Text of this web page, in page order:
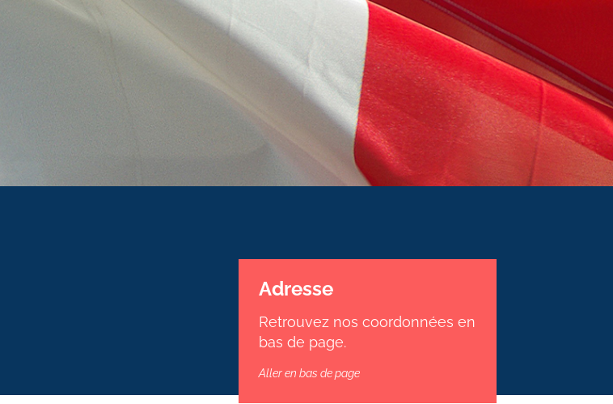
Adresse
Retrouvez nos coordonnées en
bas de page.
Aller en bas de page